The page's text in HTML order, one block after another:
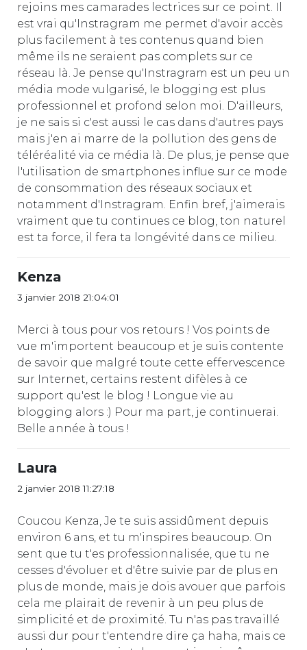
rejoins mes camarades lectrices sur ce point. Il
est vrai qu'Instragram me permet d'avoir accès
plus facilement à tes contenus quand bien
même ils ne seraient pas complets sur ce
réseau là. Je pense qu'Instragram est un peu un
média mode vulgarisé, le blogging est plus
professionnel et profond selon moi. D'ailleurs,
je ne sais si c'est aussi le cas dans d'autres pays
mais j'en ai marre de la pollution des gens de
téléréalité via ce média là. De plus, je pense que
l'utilisation de smartphones influe sur ce mode
de consommation des réseaux sociaux et
notamment d'Instragram. Enfin bref, j'aimerais
vraiment que tu continues ce blog, ton naturel
est ta force, il fera ta longévité dans ce milieu.
Kenza
3 janvier 2018 21:04:01
Merci à tous pour vos retours ! Vos points de
vue m'importent beaucoup et je suis contente
de savoir que malgré toute cette effervescence
sur Internet, certains restent difèles à ce
support qu'est le blog ! Longue vie au
blogging alors :) Pour ma part, je continuerai.
Belle année à tous !
Laura
2 janvier 2018 11:27:18
Coucou Kenza, Je te suis assidûment depuis
environ 6 ans, et tu m'inspires beaucoup. On
sent que tu t'es professionnalisée, que tu ne
cesses d'évoluer et d'être suivie par de plus en
plus de monde, mais je dois avouer que parfois
cela me plairait de revenir à un peu plus de
simplicité et de proximité. Tu n'as pas travaillé
aussi dur pour t'entendre dire ça haha, mais ce